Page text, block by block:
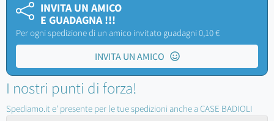
INVITA UN AMICO
E GUADAGNA !!!
Per ogni spedizione di un amico invitato guadagni 0,10 €
INVITA UN AMICO
I nostri punti di forza!
Spediamo.it e' presente per le tue spedizioni anche a CASE BADIOLI